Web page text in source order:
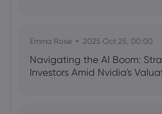
Emma Rose 2025 Oct 25, 00:00
Navigating the AI Boom:
Investors Amid Nvidia's